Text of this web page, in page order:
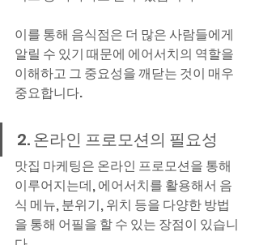
이를 통해 음식점은 더 많은 사람들에게
알릴 수 있기 때문에 에어서치의 역할을
이해하고 그 중요성을 깨닫는 것이 매우
중요합니다.
2. 온라인 프로모션의 필요성
맛집 마케팅은 온라인 프로모션을 통해
이루어지는데, 에어서치를 활용해서 음
식 메뉴, 분위기, 위치 등을 다양한 방법
을 통해 어필을 할 수 있는 장점이 있습니